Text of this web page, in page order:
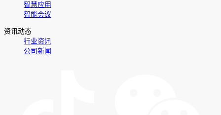
智慧应用
智能会议
资讯动态
行业资讯
公司新闻